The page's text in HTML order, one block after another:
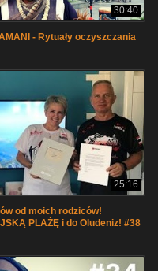
30:40
- Rytuały oczyszczania
25:16
od moich rodziców!
PLAŻĘ i do Oludeniz! #38